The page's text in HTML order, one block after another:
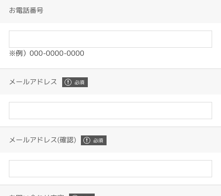
お電話番号
※例）000-0000-0000
メールアドレス
メールアドレス(確認)